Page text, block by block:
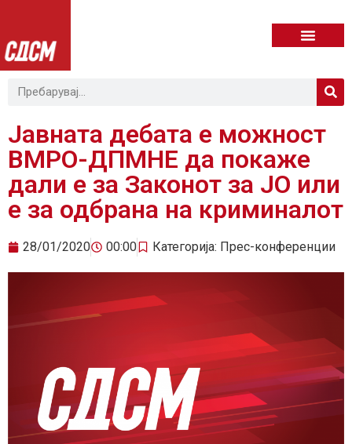
Јавната дебата е можност
ВМРО-ДПМНЕ да покаже
дали е за Законот за ЈО или
е за одбрана на криминалот
28/01/2020 00:00 Категорија: Прес-конференции